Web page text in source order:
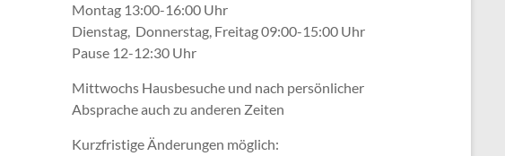
Montag 13:00-16:00 Uhr
Dienstag, Donnerstag, Freitag 09:00-15:00 Uhr
Pause 12-12:30 Uhr
Mittwochs Hausbesuche und nach persönlicher
Abspracheauch zu anderen Zeiten
Kurzfristige Änderungen möglich: